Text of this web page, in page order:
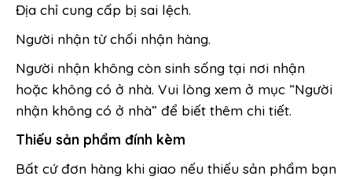
Địa chỉ cung cấp bị sai lệch.
Người nhận từ chối nhận hàng.
Người nhận không còn sinh sống tại nơi nhận
hoặc không có ở nhà. Vui lòng xem ở mục “Người
nhận không có ở nhà” để biết thêm chi tiết.
Thiếu sản phẩm đính kèm
Bất cứ đơn hàng khi giao nếu thiếu sản phẩm bạn